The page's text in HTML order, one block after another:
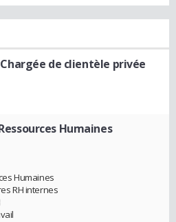
de clientèle privée
Humaines
Humaines
RH internes